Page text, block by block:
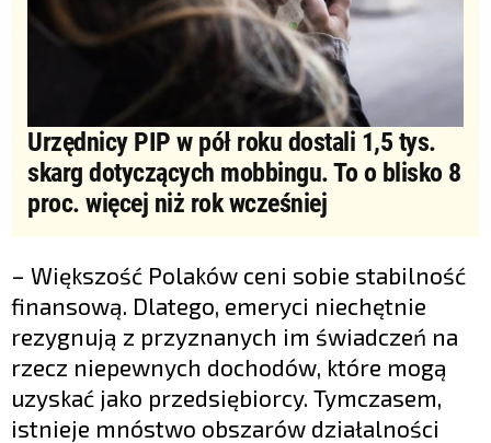
Urzędnicy PIP w pół roku dostali 1,5 tys.
skarg dotyczących mobbingu. To o blisko 8
proc. więcej niż rok wcześniej
– Większość Polaków ceni sobie stabilność
finansową. Dlatego, emeryci niechętnie
rezygnują z przyznanych im świadczeń na
rzecz niepewnych dochodów, które mogą
uzyskać jako przedsiębiorcy. Tymczasem,
istnieje mnóstwo obszarów działalności